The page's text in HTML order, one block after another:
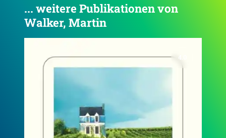
... weitere Publikationen von
Walker, Martin
4.3